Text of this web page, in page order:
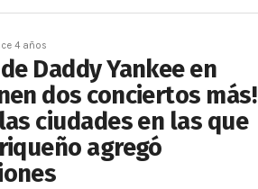
4 años
Daddy Yankee en
dos conciertos más!
ciudades en las que
agregó